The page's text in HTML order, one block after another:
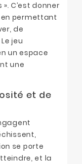
C’est donner
en permettant
de
jeu
un espace
une
et de
se porte
et la